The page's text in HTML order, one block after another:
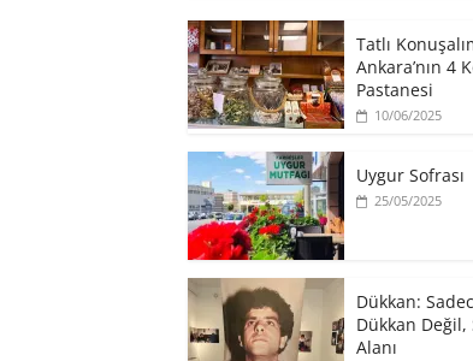
Tatlı
Ankara’nın 4
Pastanesi
10/06/2025
Uygur Sofrası
25/05/2025
​Dükkan:
Dükkan Değil,
Alanı